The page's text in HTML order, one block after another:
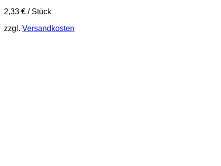
2,33 € / Stück
zzgl. Versandkosten